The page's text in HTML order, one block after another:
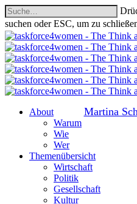
Skip
to
main
content
suchen oder ESC, um zu
Close
Search
search
Menu
About
Warum
Wie
Wer
Themenübersicht
Wirtschaft
Politik
Gesellschaft
Kultur
Martina